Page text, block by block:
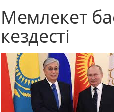
Мемлекет
кездесті